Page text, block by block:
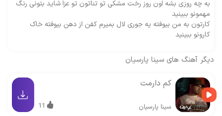
به چه روزی بشه اون روز رخت مشکی تو تناتون تو عزا شاید بتونی رنگ
مهمونو ببینید
کارتون به من بیوفته یه جوری لال بمیرم کفن از دهن بیوفته خاک
کارونو ببینید
دیگر آهنگ های سینا پارسیان
کم دارمت
سینا پارسیان 11